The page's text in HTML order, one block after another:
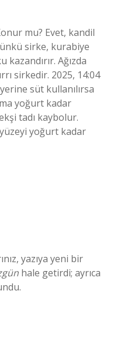
mu? Evet, kandil
sirke, kurabiye
kazandırır. Ağızda
sirkedir. 2025, 14:04
süt kullanılırsa
yoğurt kadar
tadı kaybolur.
yoğurt kadar
yazıya yeni bir
hale getirdi; ayrıca